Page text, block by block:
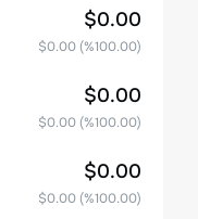
$0.00
$0.00(%100.00)
$0.00
$0.00(%100.00)
$0.00
$0.00(%100.00)